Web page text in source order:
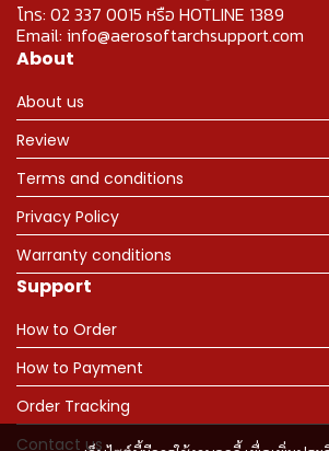
โทร: 02 337 0015 หรือ HOTLINE 1389
Email: info@aerosoftarchsupport.com
About
About us
Review
Terms and conditions
Privacy Policy
Warranty conditions
Support
How to Order
How to Payment
Order Tracking
Contact us